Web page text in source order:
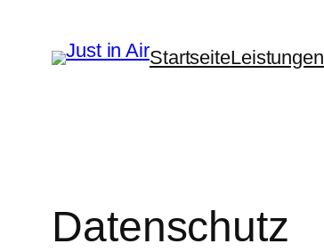
StartseiteLeistungen
Datenschutz